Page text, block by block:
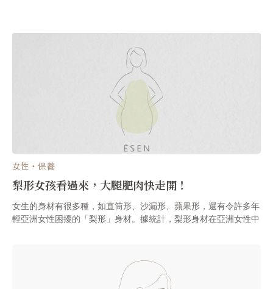
女性・保養
梨形女孩看過來，大腿肥肉快走開！
女生的身材有很多種，如直筒形、沙漏形、蘋果形，還有令許多年
輕亞洲女性困擾的「梨形」身材。據統計，梨形身材在亞洲女性中